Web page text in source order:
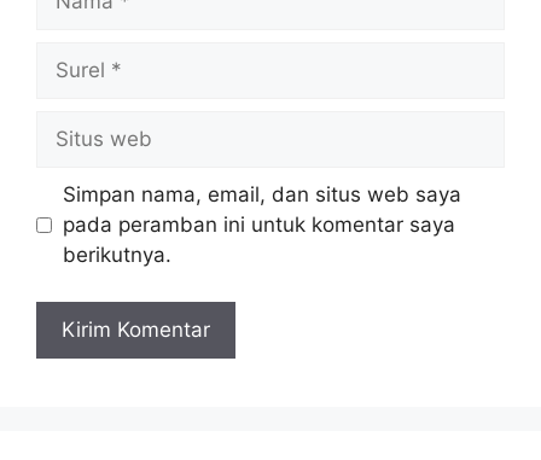
Surel
Situs
web
Simpan nama, email, dan situs web saya
pada peramban ini untuk komentar saya
berikutnya.